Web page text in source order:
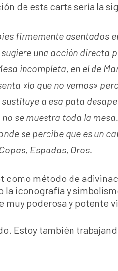
de esta carta sería la
firmemente asentados
una acción directa
incompleta, en el de
«lo que no vemos»
a esa pata
se muestra toda la
se percibe que es un
Espadas, Oros.
como método de
la iconografía y
muy poderosa y potente
Estoy también